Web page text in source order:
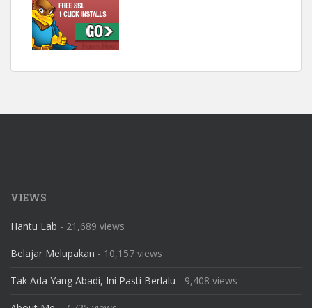
VIEWS
Hantu Lab - 21,689 views
Belajar Melupakan - 10,157 views
Tak Ada Yang Abadi, Ini Pasti Berlalu - 9,408 views